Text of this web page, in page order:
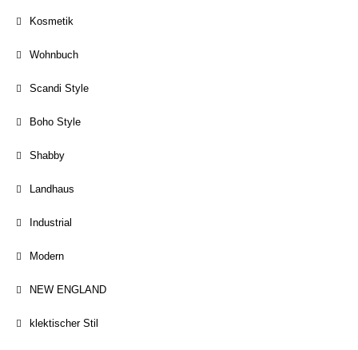
Kosmetik
Wohnbuch
Scandi Style
Boho Style
Shabby
Landhaus
Industrial
Modern
NEW ENGLAND
klektischer Stil